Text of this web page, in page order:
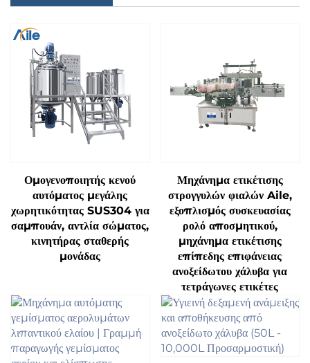
Ομογενοποιητής κενού
αυτόματος μεγάλης
χωρητικότητας SUS304 για
σαμπουάν, αντλία σώματος,
κινητήρας σταθερής
μονάδας
Μηχάνημα ετικέτισης
στρογγυλών φιαλών Aile,
εξοπλισμός συσκευασίας
ρολό αποσμητικού,
μηχάνημα ετικέτισης
επίπεδης επιφάνειας
ανοξείδωτου χάλυβα για
τετράγωνες ετικέτες